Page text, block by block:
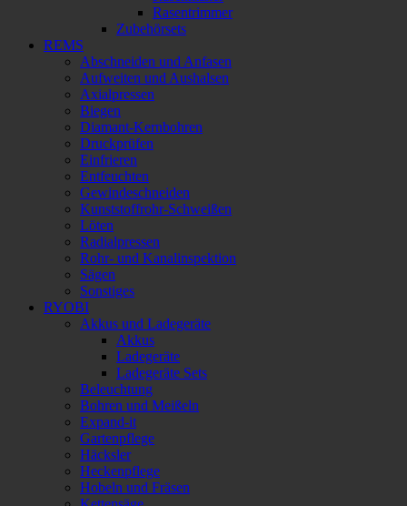
Rasentrimmer
Zubehörsets
REMS
Abschneiden und Anfasen
Aufweiten und Aushalsen
Axialpressen
Biegen
Diamant-Kernbohren
Druckprüfen
Einfrieren
Entfeuchten
Gewindeschneiden
Kunststoffrohr-Schweißen
Löten
Radialpressen
Rohr- und Kanalinspektion
Sägen
Sonstiges
RYOBI
Akkus und Ladegeräte
Akkus
Ladegeräte
Ladegeräte Sets
Beleuchtung
Bohren und Meißeln
Expand-it
Gartenpflege
Häcksler
Heckenpflege
Hobeln und Fräsen